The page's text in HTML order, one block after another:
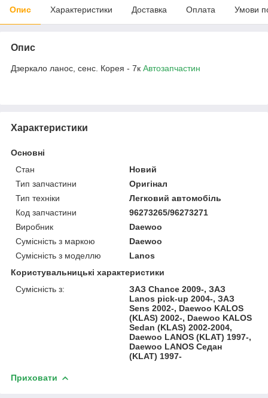
Опис Характеристики Доставка Оплата Умови
Опис
Дзеркало ланос, сенс. Корея - 7к Автозапчастин
Характеристики
Основні
Стан
Новий
Тип запчастини
Оригінал
Тип техніки
Легковий автомобіль
Код запчастини
96273265/96273271
Виробник
Daewoo
Сумісність з маркою
Daewoo
Сумісність з моделлю
Lanos
Користувальницькі характеристики
Сумісність з:
ЗАЗ Chance 2009-, ЗАЗ
Lanos pick-up 2004-, ЗАЗ
Sens 2002-, Daewoo KALOS
(KLAS) 2002-, Daewoo KALOS
Sedan (KLAS) 2002-2004,
Daewoo LANOS (KLAT) 1997-,
Daewoo LANOS Седан
(KLAT) 1997-
Приховати